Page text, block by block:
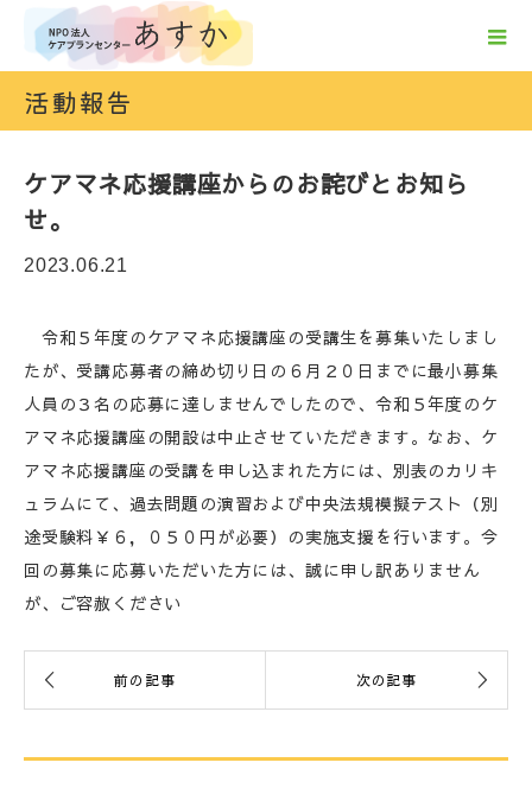
活動報告
ケアマネ応援講座からのお詫びとお知ら
せ。
2023.06.21
令和５年度のケアマネ応援講座の受講生を募集いたしまし
たが、受講応募者の締め切り日の６月２０日までに最小募集
人員の３名の応募に達しませんでしたので、令和５年度のケ
アマネ応援講座の開設は中止させていただきます。なお、ケ
アマネ応援講座の受講を申し込まれた方には、別表のカリキ
ュラムにて、過去問題の演習および中央法規模擬テスト（別
途受験料￥６，０５０円が必要）の実施支援を行います。今
回の募集に応募いただいた方には、誠に申し訳ありません
が、ご容赦ください